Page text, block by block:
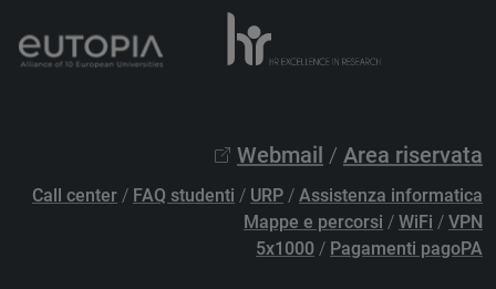
Webmail / Area riservata
Call center / FAQ studenti / URP / Assistenza informatica
Mappe e percorsi / WiFi / VPN
5x1000 / Pagamenti pagoPA